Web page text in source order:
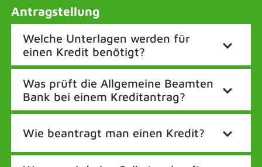
Antragstellung
Welche Unterlagen werden für
einen Kredit benötigt?
Was prüft die Allgemeine Beamten
Bank bei einem Kreditantrag?
Wie beantragt man einen Kredit?